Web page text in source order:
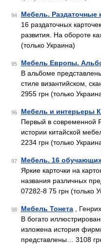
94 Мебель. Раздаточные
16 раздаточных
развития. На обороте
(только Украина)
95 Мебель Европы.
В альбоме
стиле византийском,
2955 грн (только
96 Мебель и интерьеры
Первый в современной
истории китайской
2234 грн (только
97 Мебель. 16 обучающих
Яркие карточки на
названия различных
07282-8 75 грн (только
98 Мебель Тонета ,
В богато
изложена история
представлены… 3108